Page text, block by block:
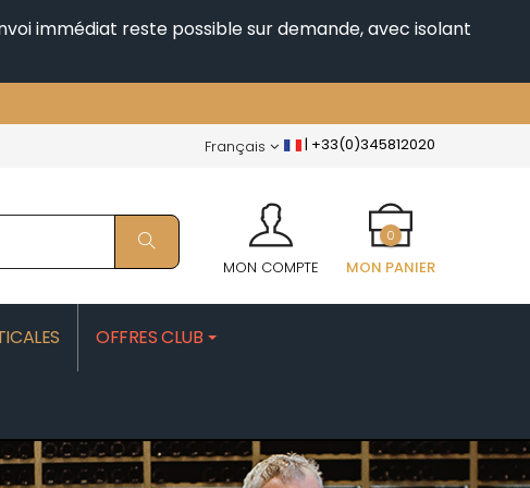
immédiat reste possible sur demande, avec isolant
| +33(0)345812020
Français
MON COMPTE MON PANIER
0
PATRICK
MOROT ALBERT
OFFRES CLUB